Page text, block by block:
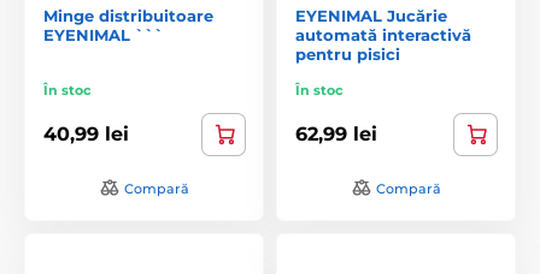
Minge distribuitoare
EYENIMAL ```
În stoc
40,99 lei
Compară
EYENIMAL Jucărie
automată interactivă
pentru pisici
În stoc
62,99 lei
Compară